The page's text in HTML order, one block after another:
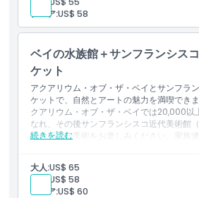
シニア:US$ 58
ベイの水族館＋サンフランシス
ケット
アクアリウム・オブ・ザ・ベイとサンフラ
ケットで、自然とアートの魅力を満喫でき
クアリウム・オブ・ザ・ベイでは20,000以
なれ、その後サンフランシスコ近代美術館
準の近現代美術をお楽しみください。家族
続きを読む
大人:US$ 65
子供: US$ 58
シニア:US$ 60